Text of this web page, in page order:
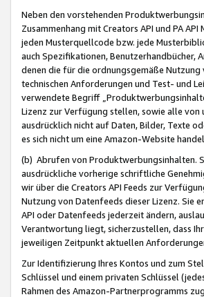
Neben den vorstehenden
Zusammenhang mit Creators API und PA
jeden Musterquellcode bzw. jede
auch Spezifikationen, Benutzerhandbücher,
denen die für die ordnungsgemäße Nutzung
technischen Anforderungen und Test- und
verwendete Begriff
Lizenz zur Verfügung stellen, sowie alle
ausdrücklich nicht auf Daten, Bilder, Texte
es sich nicht um eine Amazon-Website
(b) Abrufen von Produktwerbungsinhalten.
ausdrückliche vorherige schriftliche
wir über die Creators API Feeds zur
Nutzung von Datenfeeds dieser Lizenz. Sie
API oder Datenfeeds jederzeit ändern,
Verantwortung liegt, sicherzustellen, dass
jeweiligen Zeitpunkt aktuellen
Zur Identifizierung Ihres Kontos und zum
Schlüssel und einem privaten Schlüssel
Rahmen des Amazon-Partnerprogramms